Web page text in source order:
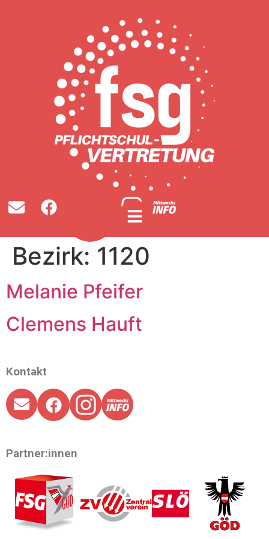
Bezirk: 1120
Melanie Pfeifer
Clemens Hauft
Partner:innen
Kontakt